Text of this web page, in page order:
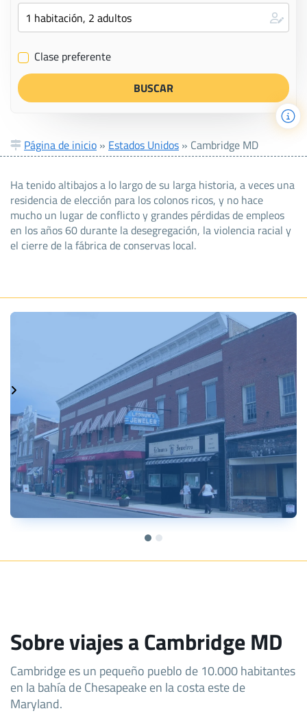
✔ Clase preferente
Página de inicio » Estados Unidos » Cambridge MD
Ha tenido altibajos a lo largo de su larga historia, a veces una
residencia de elección para los colonos ricos, y no hace
mucho un lugar de conflicto y grandes pérdidas de empleos
en los años 60 durante la desegregación, la violencia racial y
el cierre de la fábrica de conservas local.
Sobre viajes a Cambridge MD
Cambridge es un pequeño pueblo de 10.000 habitantes
en la bahía de Chesapeake en la costa este de
Maryland.